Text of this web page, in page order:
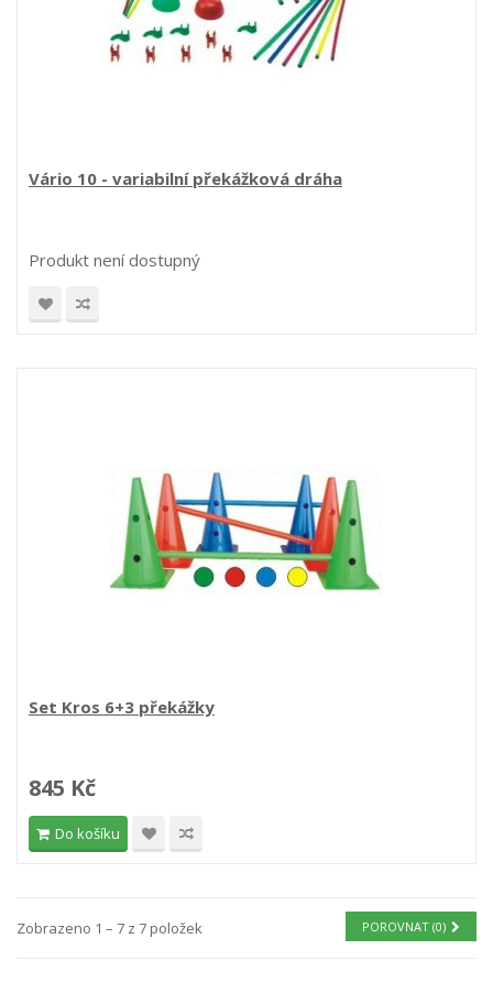
Vário 10 - variabilní překážková dráha
Produkt není dostupný
Set Kros 6+3 překážky
845 Kč
Do košíku
POROVNAT (0)
Zobrazeno 1 – 7 z 7 položek